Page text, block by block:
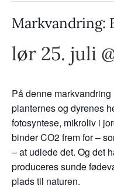
Markvandring:
lør 25. juli
På denne
planternes og dyrenes
fotosyntese, mikroliv i
binder CO2 frem for –
– at udlede det. Og det
produceres sunde
plads til naturen.